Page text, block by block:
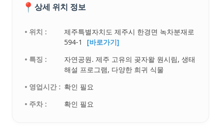
📍 상세 위치 정보
• 위치 :
제주특별자치도 제주시 한경면 녹차분재로
594-1
[바로가기]
• 특징 :
자연공원. 제주 고유의 곶자왈 원시림, 생태
해설 프로그램, 다양한 희귀 식물
• 영업시간 : 확인 필요
• 주차 :
확인 필요